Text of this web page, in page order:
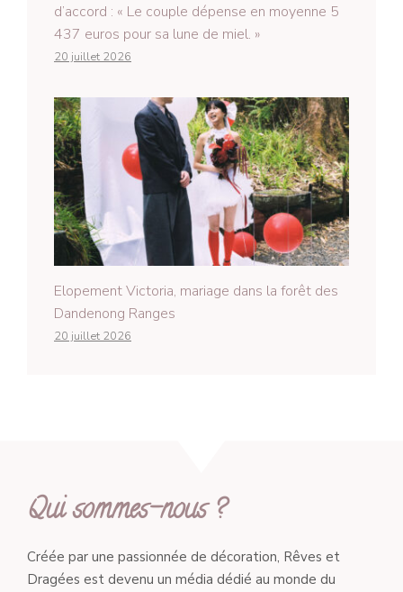
d’accord : « Le couple dépense en moyenne 5
437 euros pour sa lune de miel. »
20 juillet 2026
Elopement Victoria, mariage dans la forêt des
Dandenong Ranges
20 juillet 2026
Qui sommes-nous ?
Créée par une passionnée de décoration, Rêves et
Dragées est devenu un média dédié au monde du